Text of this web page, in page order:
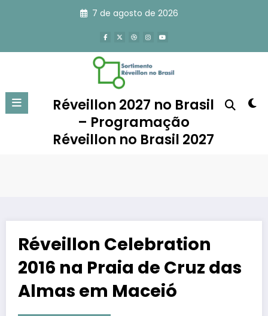
7 de agosto de 2026
Réveillon 2027 no Brasil
– Programação
Réveillon no Brasil 2027
Réveillon Celebration
2016 na Praia de Cruz das
Almas em Maceió